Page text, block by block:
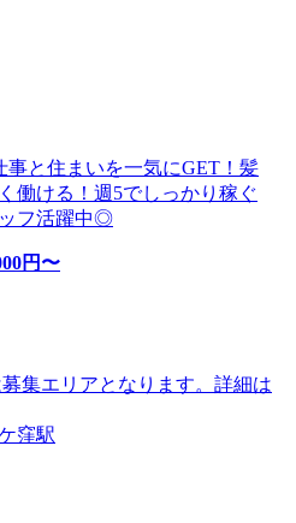
と住まいを一気にGET！髪
働ける！週5でしっかり稼ぐ
ッフ活躍中◎
円〜
集エリアとなります。詳細は
窪駅